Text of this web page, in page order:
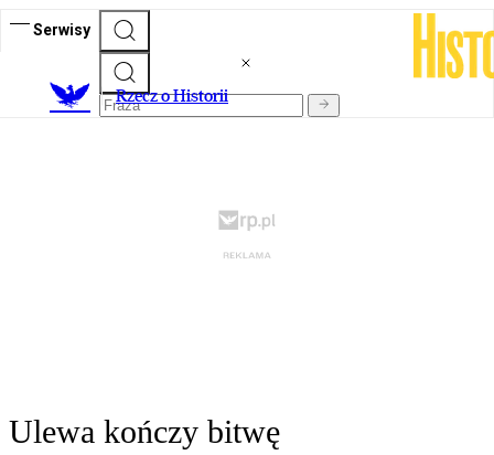
Serwisy
Rzecz o Historii
Ulewa kończy bitwę